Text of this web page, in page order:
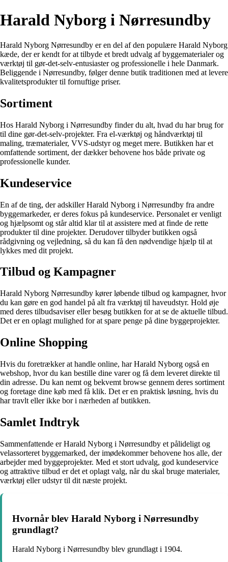
Harald Nyborg i Nørresundby
Harald Nyborg Nørresundby er en del af den populære Harald Nyborg
kæde, der er kendt for at tilbyde et bredt udvalg af byggematerialer og
værktøj til gør-det-selv-entusiaster og professionelle i hele Danmark.
Beliggende i Nørresundby, følger denne butik traditionen med at levere
kvalitetsprodukter til fornuftige priser.
Sortiment
Hos Harald Nyborg i Nørresundby finder du alt, hvad du har brug for
til dine gør-det-selv-projekter. Fra el-værktøj og håndværktøj til
maling, træmaterialer, VVS-udstyr og meget mere. Butikken har et
omfattende sortiment, der dækker behovene hos både private og
professionelle kunder.
Kundeservice
En af de ting, der adskiller Harald Nyborg i Nørresundby fra andre
byggemarkeder, er deres fokus på kundeservice. Personalet er venligt
og hjælpsomt og står altid klar til at assistere med at finde de rette
produkter til dine projekter. Derudover tilbyder butikken også
rådgivning og vejledning, så du kan få den nødvendige hjælp til at
lykkes med dit projekt.
Tilbud og Kampagner
Harald Nyborg Nørresundby kører løbende tilbud og kampagner, hvor
du kan gøre en god handel på alt fra værktøj til haveudstyr. Hold øje
med deres tilbudsaviser eller besøg butikken for at se de aktuelle tilbud.
Det er en oplagt mulighed for at spare penge på dine byggeprojekter.
Online Shopping
Hvis du foretrækker at handle online, har Harald Nyborg også en
webshop, hvor du kan bestille dine varer og få dem leveret direkte til
din adresse. Du kan nemt og bekvemt browse gennem deres sortiment
og foretage dine køb med få klik. Det er en praktisk løsning, hvis du
har travlt eller ikke bor i nærheden af butikken.
Samlet Indtryk
Sammenfattende er Harald Nyborg i Nørresundby et pålideligt og
velassorteret byggemarked, der imødekommer behovene hos alle, der
arbejder med byggeprojekter. Med et stort udvalg, god kundeservice
og attraktive tilbud er det et oplagt valg, når du skal bruge materialer,
værktøj eller udstyr til dit næste projekt.
Hvornår blev Harald Nyborg i Nørresundby
grundlagt?
Harald Nyborg i Nørresundby blev grundlagt i 1904.